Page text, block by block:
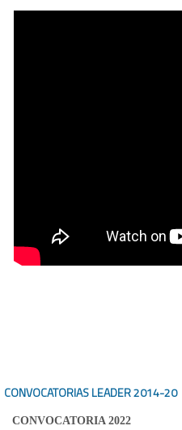
CONVOCATORIAS LEADER2014-20
CONVOCATORIA 2022